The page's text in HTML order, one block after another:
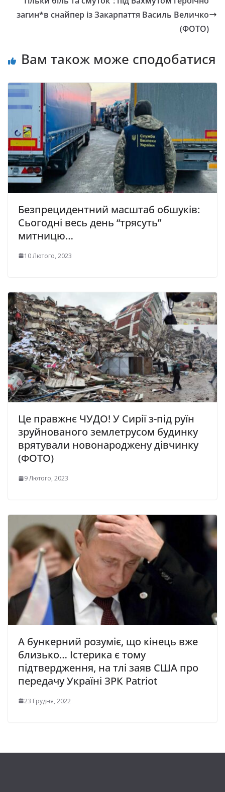
зaгин*в cнaйпep iз Зaкapпaття Вacиль Вeличкo
(ФОТО)
Вам також може сподобатися
Безпрецидентний масштаб обшуків:
Сьогодні весь день “трясуть”
митницю…
10 Лютого, 2023
Це правжнє ЧУДО! У Сирії з-під руїн
зруйнованого землетрусом будинку
врятували новонароджену дівчинку
(ФОТО)
9 Лютого, 2023
А бункерний розуміє, що кінець вже
близько… Істерика є тому
підтвердження, на тлі заяв США про
передачу Україні ЗРК Patriot
23 Грудня, 2022